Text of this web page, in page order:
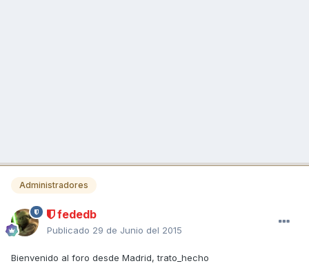
Administradores
fededb
Publicado 29 de Junio del 2015
Bienvenido al foro desde Madrid, trato_hecho